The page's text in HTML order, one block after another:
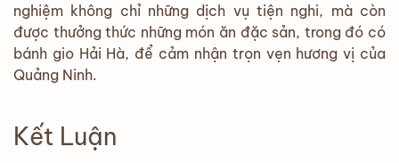
nghiệm không chỉ những dịch vụ tiện nghi, mà còn
được thưởng thức những món ăn đặc sản, trong đó có
bánh gio Hải Hà, để cảm nhận trọn vẹn hương vị của
Quảng Ninh.
Kết Luận